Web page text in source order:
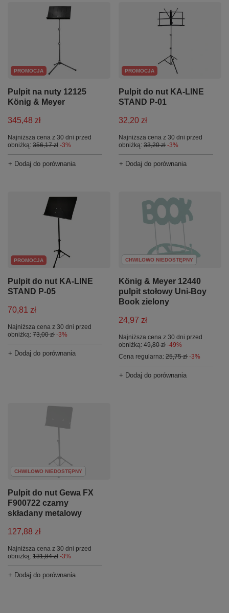
PROMOCJA
Pulpit na nuty 12125
König & Meyer
345,48 zł
Najniższa cena z 30 dni przed
obniżką: 356,17 zł -3%
+ Dodaj do porównania
PROMOCJA
Pulpit do nut KA-LINE
STAND P-01
32,20 zł
Najniższa cena z 30 dni przed
obniżką: 33,20 zł -3%
+ Dodaj do porównania
PROMOCJA
Pulpit do nut KA-LINE
STAND P-05
70,81 zł
Najniższa cena z 30 dni przed
obniżką: 73,00 zł -3%
+ Dodaj do porównania
CHWILOWO NIEDOSTĘPNY
König & Meyer 12440
pulpit stołowy Uni-Boy
Book zielony
24,97 zł
Najniższa cena z 30 dni przed
obniżką: 49,80 zł -49%
Cena regularna: 25,75 zł -3%
+ Dodaj do porównania
CHWILOWO NIEDOSTĘPNY
Pulpit do nut Gewa FX
F900722 czarny
składany metalowy
127,88 zł
Najniższa cena z 30 dni przed
obniżką: 131,84 zł -3%
+ Dodaj do porównania